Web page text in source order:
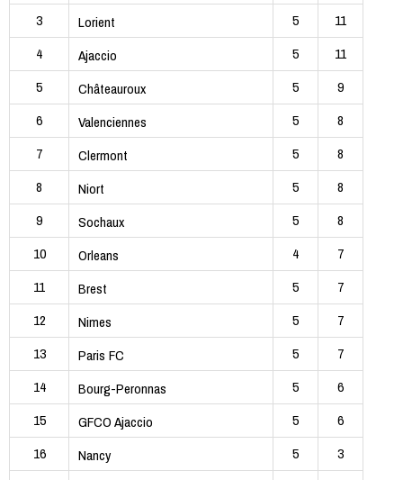
3
Lorient 5
11
4
Ajaccio 5
11
5
Châteauroux 5
9
6
Valenciennes 5
8
7
Clermont 5
8
8
Niort 5
8
9
Sochaux 5
8
10
Orleans 4
7
11
Brest 5
7
12
Nimes 5
7
13
Paris FC 5
7
14
Bourg-Peronnas 5
6
15
GFCO Ajaccio 5
6
16
Nancy 5
3